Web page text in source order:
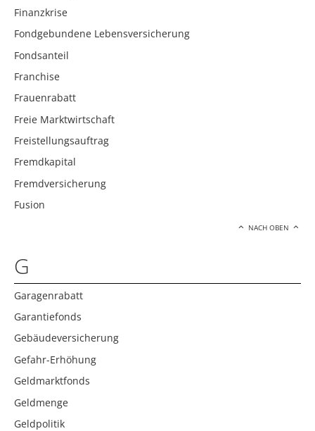
Finanzkrise
Fondgebundene Lebensversicherung
Fondsanteil
Franchise
Frauenrabatt
Freie Marktwirtschaft
Freistellungsauftrag
Fremdkapital
Fremdversicherung
Fusion
NACH OBEN
G
Garagenrabatt
Garantiefonds
Gebäudeversicherung
Gefahr-Erhöhung
Geldmarktfonds
Geldmenge
Geldpolitik